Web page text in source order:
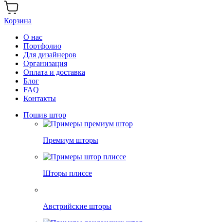
Корзина
О нас
Портфолио
Для дизайнеров
Организация
Оплата и доставка
Блог
FAQ
Контакты
Пошив штор
Премиум шторы
Шторы плиссе
Австрийские шторы